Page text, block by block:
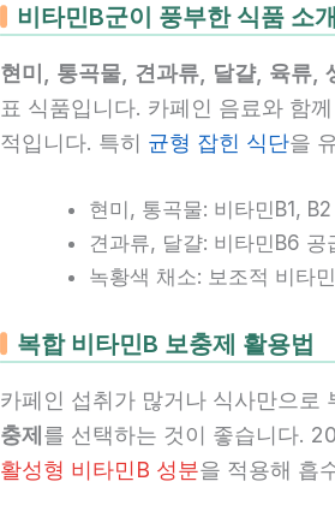
비타민B군이 풍부한 식품 소개
현미, 통곡물, 견과류, 달걀, 육류,
표 식품입니다. 카페인 음료와 함
적입니다. 특히 균형 잡힌 식단을
현미, 통곡물: 비타민B1,
견과류, 달걀: 비타민B6 공
녹황색 채소: 보조적 비타
복합 비타민B 보충제 활용법
카페인 섭취가 많거나 식사만으로
충제를 선택하는 것이 좋습니다.
활성형 비타민B 성분을 적용해 흡